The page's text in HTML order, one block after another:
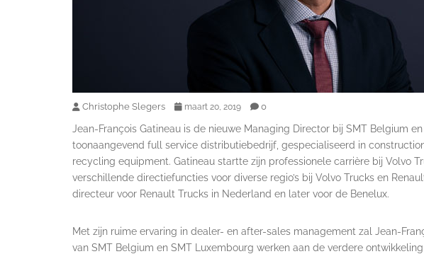
Christophe Slegers maart 20, 2019 0
Jean-François Gatineau is de nieuwe Managing Director bij SMT Belgium
toonaangevend full service distributiebedrijf, gespecialiseerd in
recycling equipment. Gatineau startte zijn professionele carrière bij Volvo
verschillende directiefuncties voor diverse regio’s bij Volvo Trucks en
directeur voor Renault Trucks in Nederland en later voor de Benelux.
Met zijn ruime ervaring in dealer- en after-sales management zal Jean-
van SMT Belgium en SMT Luxembourg werken aan de verdere